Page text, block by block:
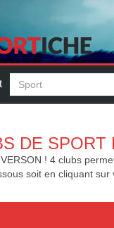
DE SPORT
! 4 clubs
soit en cliquant sur